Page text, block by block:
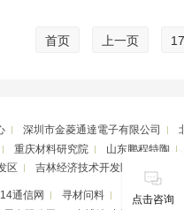
首页 上一页
深圳市金菱通達電子有限公司
重庆材料研究院
山东鹏程特陶
区 吉林经济技术开发区
通信网 寻材问料
潮州三环（
点击咨询